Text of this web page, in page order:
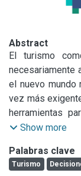
Abstract
El turismo
necesariamente
el nuevo mundo
vez más
herramientas
tiempo. En ese
decisores
actividad
Show more
Palabras clave
Turismo